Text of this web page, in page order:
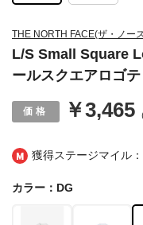
獲得ステージマイル
THE NORTH FACE(ザ・ノー
L/S Small Square
ールスクエアロゴ
￥3,465
カラー：DG